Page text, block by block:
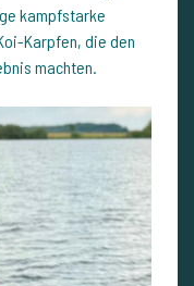
kampfstarke
Karpfen, die den
machten.